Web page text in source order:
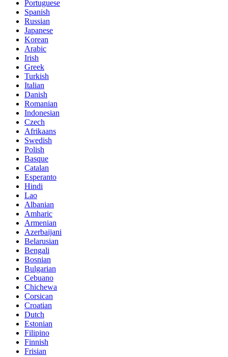
Portuguese
Spanish
Russian
Japanese
Korean
Arabic
Irish
Greek
Turkish
Italian
Danish
Romanian
Indonesian
Czech
Afrikaans
Swedish
Polish
Basque
Catalan
Esperanto
Hindi
Lao
Albanian
Amharic
Armenian
Azerbaijani
Belarusian
Bengali
Bosnian
Bulgarian
Cebuano
Chichewa
Corsican
Croatian
Dutch
Estonian
Filipino
Finnish
Frisian